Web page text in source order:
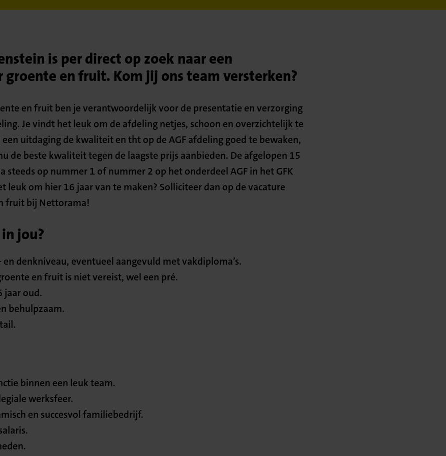
is per direct op zoek naar een
groente en fruit. Kom jij ons team versterken?
en fruit ben je verantwoordelijk voor de presentatie en verzorging
Je vindt het leuk om de afdeling netjes, schoon en overzichtelijk te
uitdaging de kwaliteit en tht op de AGF afdeling goed te bewaken,
de beste kwaliteit tegen de laagste prijs aanbieden. De afgelopen 15
steeds op nummer 1 of nummer 2 op het onderdeel AGF in het GFK
leuk om hier 16 jaar van te maken? Solliciteer dan op de vacature
fruit bij Nettorama!
jou?
en denkniveau, eventueel aangevuld met vakdiploma’s.
en fruit is niet vereist, wel een pré.
jaar oud.
behulpzaam.
binnen een leuk team.
werksfeer.
en succesvol familiebedrijf.